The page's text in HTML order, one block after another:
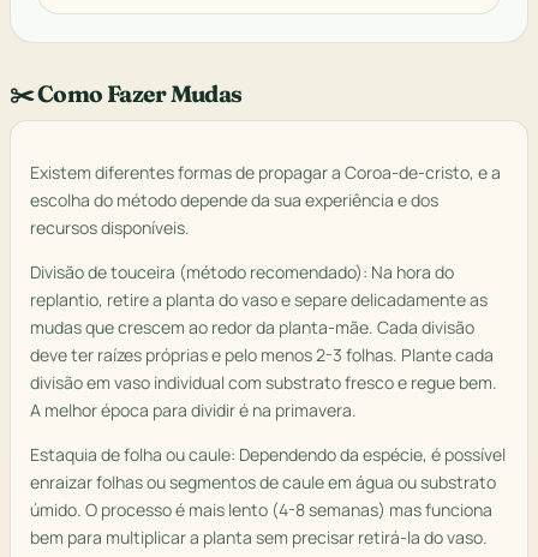
✂️ Como Fazer Mudas
Existem diferentes formas de propagar a Coroa-de-cristo, e a
escolha do método depende da sua experiência e dos
recursos disponíveis.
Divisão de touceira (método recomendado): Na hora do
replantio, retire a planta do vaso e separe delicadamente as
mudas que crescem ao redor da planta-mãe. Cada divisão
deve ter raízes próprias e pelo menos 2-3 folhas. Plante cada
divisão em vaso individual com substrato fresco e regue bem.
A melhor época para dividir é na primavera.
Estaquia de folha ou caule: Dependendo da espécie, é possível
enraizar folhas ou segmentos de caule em água ou substrato
úmido. O processo é mais lento (4-8 semanas) mas funciona
bem para multiplicar a planta sem precisar retirá-la do vaso.